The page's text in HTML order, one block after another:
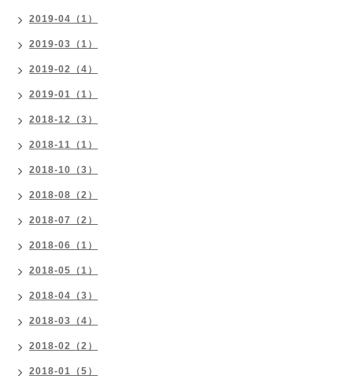
2019-04（1）
2019-03（1）
2019-02（4）
2019-01（1）
2018-12（3）
2018-11（1）
2018-10（3）
2018-08（2）
2018-07（2）
2018-06（1）
2018-05（1）
2018-04（3）
2018-03（4）
2018-02（2）
2018-01（5）